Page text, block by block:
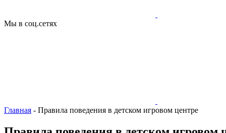
Мы в соц.сетях
Главная - Правила поведения в детском игровом центре